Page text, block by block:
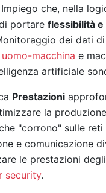
che, nella
portare flessibilità
dei dati
macchina e
artificiale
Prestazioni
la
"corrono" sulle
e comunicazione
le prestazioni
security.